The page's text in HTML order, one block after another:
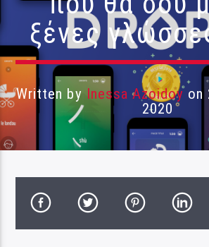
ξένες
Written by Inessa Azoidoyon
2020